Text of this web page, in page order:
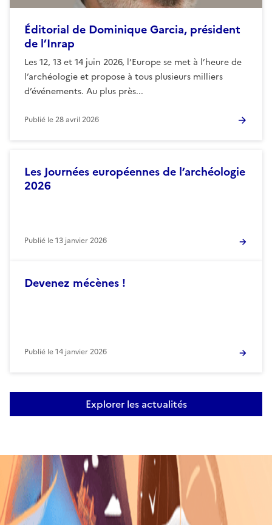
Éditorial de Dominique Garcia, président
de l’Inrap
Les 12, 13 et 14 juin 2026, l’Europe se met à l’heure de
l’archéologie et propose à tous plusieurs milliers
d’événements. Au plus près...
Publié le28 avril 2026
Les Journées européennes de l’archéologie
2026
Publié le13 janvier 2026
Devenez mécènes !
Publié le14 janvier 2026
Explorer les actualités